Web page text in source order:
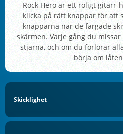
Rock Hero är ett roligt
klicka på rätt knappar för att
knapparna när de färgade
skärmen. Varje gång du
stjärna, och om du förlorar
börja om
Skicklighet